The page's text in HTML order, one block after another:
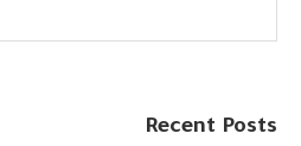
Recent Posts